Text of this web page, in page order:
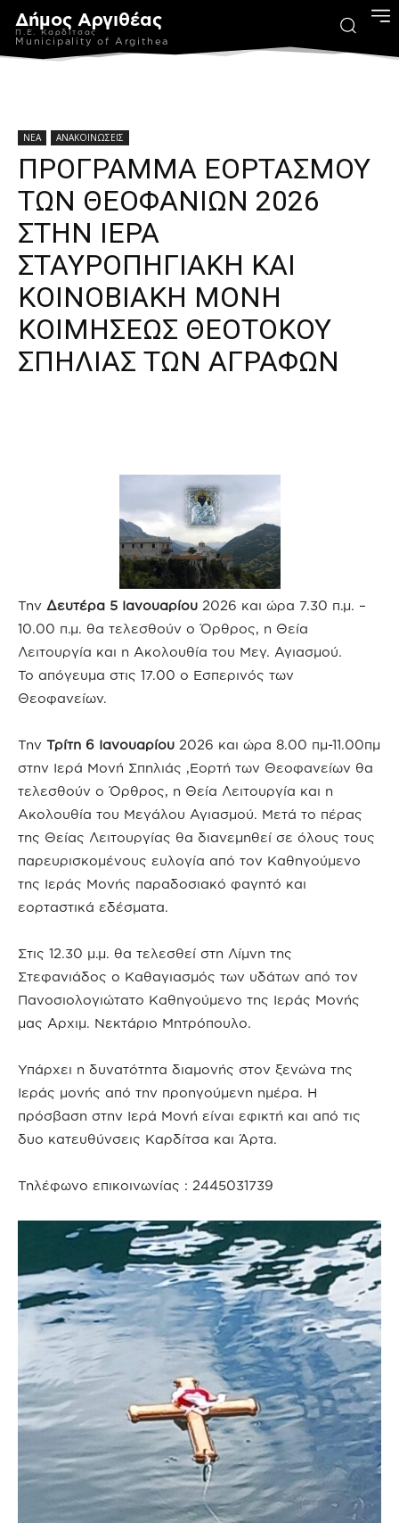
Δήμος Αργιθέας
Π.Ε. Καρδίτσας
Municipality of Argithea
ΝΕΑ ΑΝΑΚΟΙΝΩΣΕΙΣ
ΠΡΟΓΡΑΜΜΑ ΕΟΡΤΑΣΜΟΥ
ΤΩΝ ΘΕΟΦΑΝΙΩΝ 2026
ΣΤΗΝ ΙΕΡΑ
ΣΤΑΥΡΟΠΗΓΙΑΚΗ ΚΑΙ
ΚΟΙΝΟΒΙΑΚΗ ΜΟΝΗ
ΚΟΙΜΗΣΕΩΣ ΘΕΟΤΟΚΟΥ
ΣΠΗΛΙΑΣ ΤΩΝ ΑΓΡΑΦΩΝ
Την Δευτέρα 5 Ιανουαρίου 2026 και ώρα 7.30 π.μ. –
10.00 π.μ. θα τελεσθούν ο Όρθρος, η Θεία
Λειτουργία και η Ακολουθία του Μεγ. Αγιασμού.
Το απόγευμα στις 17.00 ο Εσπερινός των
Θεοφανείων.
Την Τρίτη 6 Ιανουαρίου 2026 και ώρα 8.00 πμ-11.00πμ
στην Ιερά Μονή Σπηλιάς ,Εορτή των Θεοφανείων θα
τελεσθούν ο Όρθρος, η Θεία Λειτουργία και η
Ακολουθία του Μεγάλου Αγιασμού. Μετά το πέρας
της Θείας Λειτουργίας θα διανεμηθεί σε όλους τους
παρευρισκομένους ευλογία από τον Καθηγούμενο
της Ιεράς Μονής παραδοσιακό φαγητό και
εορταστικά εδέσματα.
Στις 12.30 μ.μ. θα τελεσθεί στη Λίμνη της
Στεφανιάδος ο Καθαγιασμός των υδάτων από τον
Πανοσιολογιώτατο Καθηγούμενο της Ιεράς Μονής
μας Αρχιμ. Νεκτάριο Μητρόπουλο.
Υπάρχει η δυνατότητα διαμονής στον ξενώνα της
Ιεράς μονής από την προηγούμενη ημέρα. Η
πρόσβαση στην Ιερά Μονή είναι εφικτή και από τις
δυο κατευθύνσεις Καρδίτσα και Άρτα.
Τηλέφωνο επικοινωνίας : 2445031739